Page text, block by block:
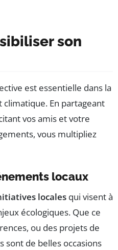
son
est essentielle dans la
En partageant
vos amis et votre
vous multipliez
locaux
locales qui visent à
écologiques. Que ce
ou des projets de
sont de belles occasions